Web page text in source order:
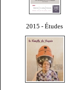
2015 - Études